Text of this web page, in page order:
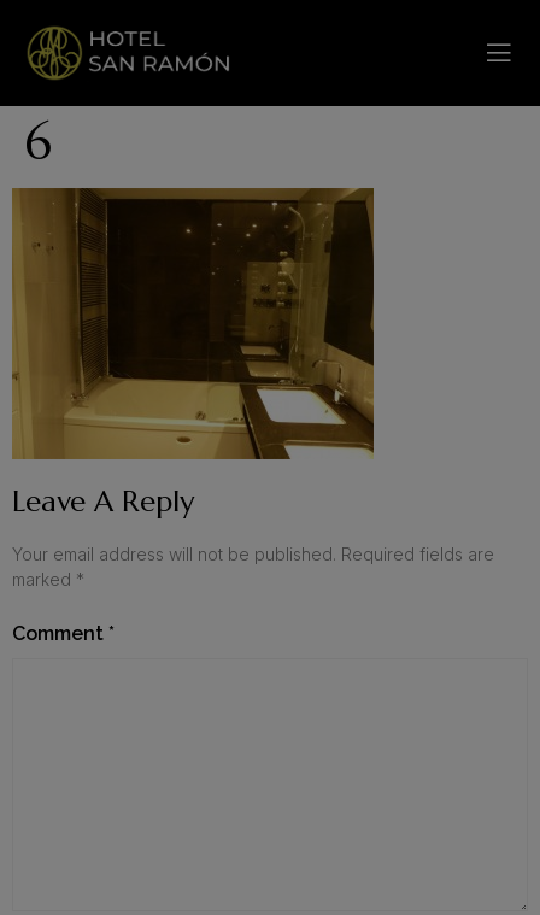
6
Leave A Reply
Your email address will not be published. Required fields are
marked *
Comment *